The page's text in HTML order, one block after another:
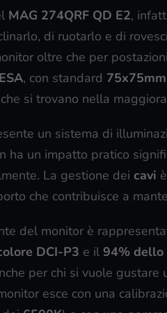
MAG 274QRF QD E2,
di ruotarlo e di
oltre che per
, con standard 75x75mm
che si trovano nella
un sistema di
ha un impatto pratico
La gestione dei cavi
che contribuisce a
del monitor è
DCI-P3 e il 94% dello
per chi si vuole
esce con una